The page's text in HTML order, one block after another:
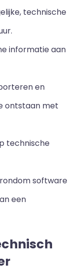
technische
informatie aan
en
ontstaan met
technische
software
een